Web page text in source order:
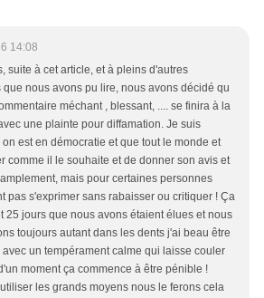
14:08
suite à cet article, et à pleins d'autres
que nous avons pu lire, nous avons décidé qu
méchant , blessant, .... se finira à la
une plainte pour diffamation. Je suis
est en démocratie et que tout le monde et
comme il le souhaite et de donner son avis et
mais pour certaines personnes
pas s'exprimer sans rabaisser ou critiquer ! Ça
25 jours que nous avons étaient élues et nous
toujours autant dans les dents j'ai beau être
un tempérament calme qui laisse couler
moment ça commence à être pénible !
les grands moyens nous le ferons cela